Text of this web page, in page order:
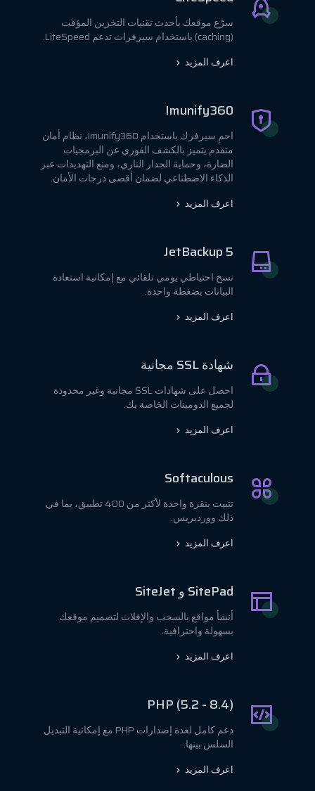
سرّع موقعك بأحدث تقنيات التخزين المؤقت
(caching) باستخدام سيرفرات تدعم LiteSpeed.
اعرف المزيد
Imunify360
احمِ سيرفرك باستخدام Imunify360، نظام أمان
متقدم يتميز بالكشف الفوري عن البرمجيات
الضارة، وحماية الجدار الناري، ومنع التهديدات عبر
الذكاء الاصطناعي لضمان أقصى درجات الأمان.
اعرف المزيد
JetBackup 5
نسخ احتياطي يومي تلقائي مع إمكانية استعادة
البيانات بضغطة واحدة.
اعرف المزيد
شهادة SSL مجانية
احصل على شهادات SSL مجانية وغير محدودة
لجميع الدومينات الخاصة بك.
اعرف المزيد
Softaculous
تثبيت بنقرة واحدة لأكثر من 400 تطبيق، بما في
ذلك ووردبريس.
اعرف المزيد
SitePad و SiteJet
أنشأ مواقع بالسحب والإفلات لتصميم موقعك
بسهولة واحترافية.
اعرف المزيد
PHP (5.2 - 8.4)
دعم كامل لعدة إصدارات PHP مع إمكانية التبديل
السلس بينها.
اعرف المزيد